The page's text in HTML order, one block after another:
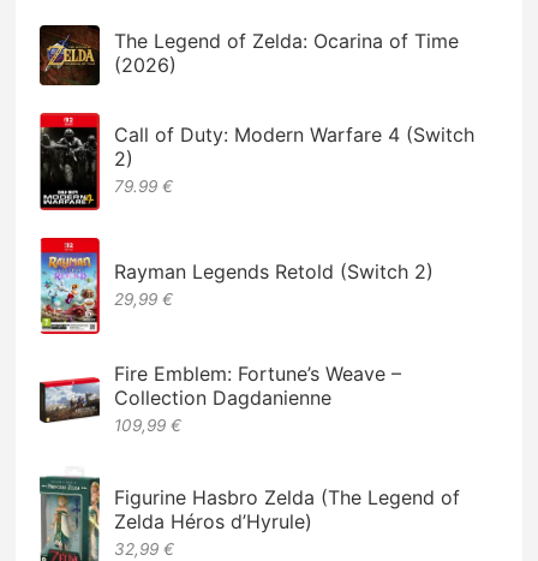
The Legend of Zelda: Ocarina of Time
(2026)
Call of Duty: Modern Warfare 4 (Switch
2)
79.99 €
Rayman Legends Retold (Switch 2)
29,99 €
Fire Emblem: Fortune’s Weave –
Collection Dagdanienne
109,99 €
Figurine Hasbro Zelda (The Legend of
Zelda Héros d’Hyrule)
32,99 €